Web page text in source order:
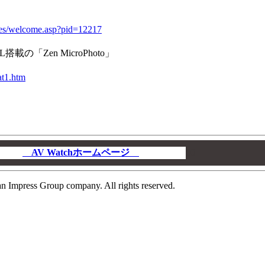
welcome.asp?pid=12217
載の「Zen MicroPhoto」
AV Watchホームページ
Impress Group company. All rights reserved.